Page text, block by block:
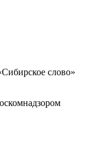
слово»